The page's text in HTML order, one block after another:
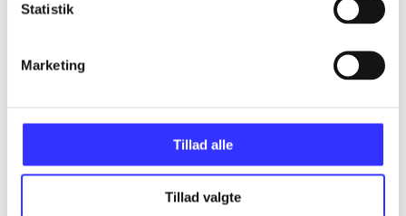
Statistik
Marketing
Tillad alle
Tillad valgte
...